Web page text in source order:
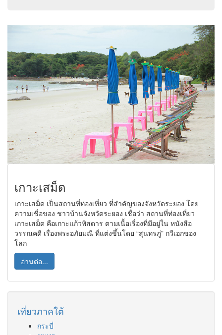
เกาะเสม็ด
เกาะเสม็ด เป็นสถานที่ท่องเที่ยว ที่สำคัญของจังหวัดระยอง โดย
ความเชื่อของ ชาวบ้านจังหวัดระยอง เชื่อว่า สถานที่ท่องเที่ยว
เกาะเสม็ด คือเกาะแก้วพิสดาร ตามเนื้อเรื่องที่มีอยู่ใน หนังสือ
วรรณคดี เรื่องพระอภัยมณี ที่แต่งขึ้นโดย “สุนทรภู่” กวีเอกของ
โลก
อ่านต่อ...
เที่ยวภาคใต้
กระบี่